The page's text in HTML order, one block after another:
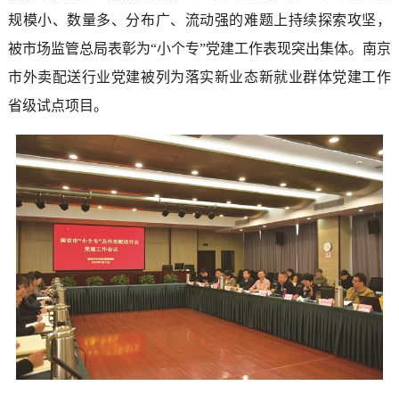
规模小、数量多、分布广、流动强的难题上持续探索攻坚，
被市场监管总局表彰为“小个专”党建工作表现突出集体。南京
市外卖配送行业党建被列为落实新业态新就业群体党建工作
省级试点项目。